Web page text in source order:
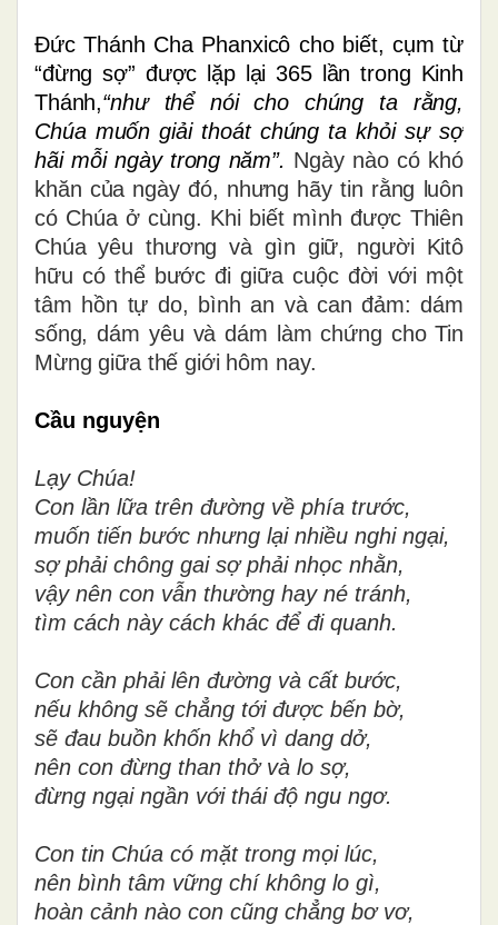
Đức Thánh Cha Phanxicô cho biết, cụm từ
“đừng sợ” được lặp lại 365 lần trong Kinh
Thánh,“như thể nói cho chúng ta rằng,
Chúa muốn giải thoát chúng ta khỏi sự sợ
hãi mỗi ngày trong năm”. Ngày nào có khó
khăn của ngày đó, nhưng hãy tin rằng luôn
có Chúa ở cùng. Khi biết mình được Thiên
Chúa yêu thương và gìn giữ, người Kitô
hữu có thể bước đi giữa cuộc đời với một
tâm hồn tự do, bình an và can đảm: dám
sống, dám yêu và dám làm chứng cho Tin
Mừng giữa thế giới hôm nay.
Cầu nguyện
Lạy Chúa!
Con lần lữa trên đường về phía trước,
muốn tiến bước nhưng lại nhiều nghi ngại,
sợ phải chông gai sợ phải nhọc nhằn,
vậy nên con vẫn thường hay né tránh,
tìm cách này cách khác để đi quanh.
Con cần phải lên đường và cất bước,
nếu không sẽ chẳng tới được bến bờ,
sẽ đau buồn khốn khổ vì dang dở,
nên con đừng than thở và lo sợ,
đừng ngại ngần với thái độ ngu ngơ.
Con tin Chúa có mặt trong mọi lúc,
nên bình tâm vững chí không lo gì,
hoàn cảnh nào con cũng chẳng bơ vơ,